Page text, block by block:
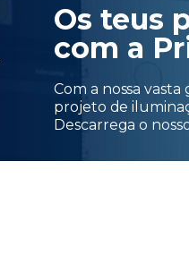
Os teus
com a
Com a nossa
projeto de
Descarrega o